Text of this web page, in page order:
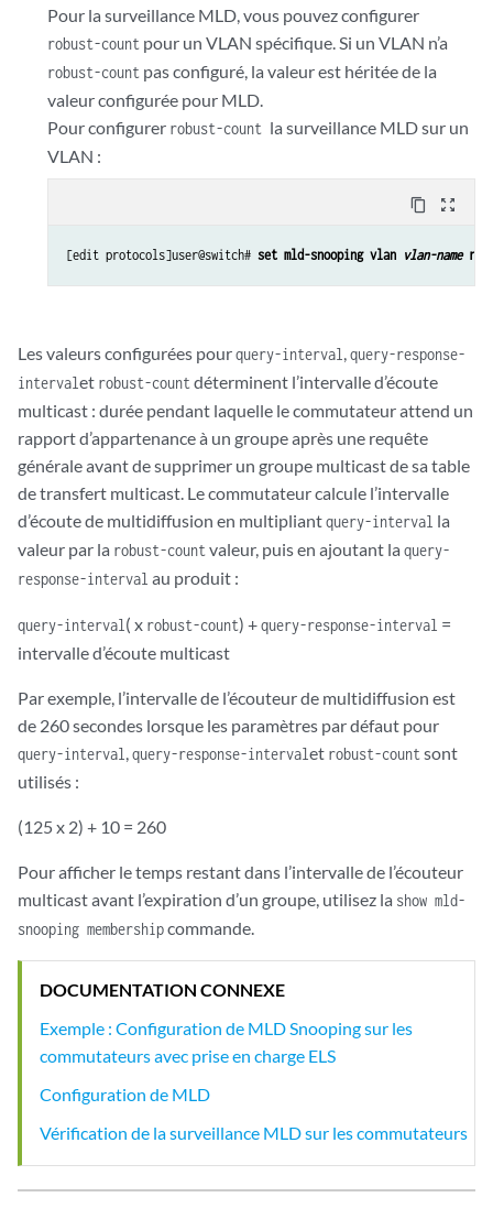
Pour la surveillance MLD, vous pouvez configurer
robust-count pour un VLAN spécifique. Si un VLAN n’a
robust-count pas configuré, la valeur est héritée de la
valeur configurée pour MLD.
Pour configurer robust-count la surveillance MLD sur un
VLAN :
content_copy zoom_out_map
[edit protocols]user@switch# set mld-snooping vlan vlan-name
Les valeurs configurées pourquery-interval,query-response-
intervalet robust-countdéterminent l’intervalle d’écoute
multicast : durée pendant laquelle le commutateur attend un
rapport d’appartenance à un groupe après une requête
générale avant de supprimer un groupe multicast de sa table
de transfert multicast. Le commutateur calcule l’intervalle
d’écoute de multidiffusion en multipliantquery-interval la
valeur par la robust-countvaleur, puis en ajoutant la query-
response-interval au produit :
query-interval( x robust-count) +query-response-interval =
intervalle d’écoute multicast
Par exemple, l’intervalle de l’écouteur de multidiffusion est
de 260 secondes lorsque les paramètres par défaut pour
query-interval,query-response-intervalet robust-countsont
utilisés :
(125 x 2) + 10 = 260
Pour afficher le temps restant dans l’intervalle de l’écouteur
multicast avant l’expiration d’un groupe, utilisez la show mld-
snooping membershipcommande.
DOCUMENTATION CONNEXE
Exemple : Configuration de MLD Snooping sur les
commutateurs avec prise en charge ELS
Configuration de MLD
Vérification de la surveillance MLD sur les commutateurs